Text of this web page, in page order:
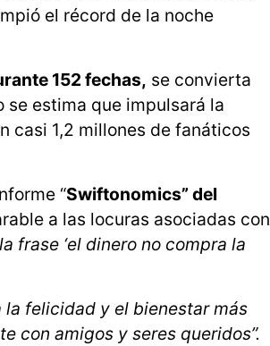
el récord de la noche
152 fechas, se convierta
se estima que impulsará la
casi 1,2 millones de fanáticos
“Swiftonomics” del
a las locuras asociadas con
frase ‘el dinero no compra la
la felicidad y el bienestar más
con amigos y seres queridos”.